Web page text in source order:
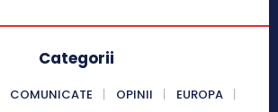
Categorii
COMUNICATE OPINII
EUROPA